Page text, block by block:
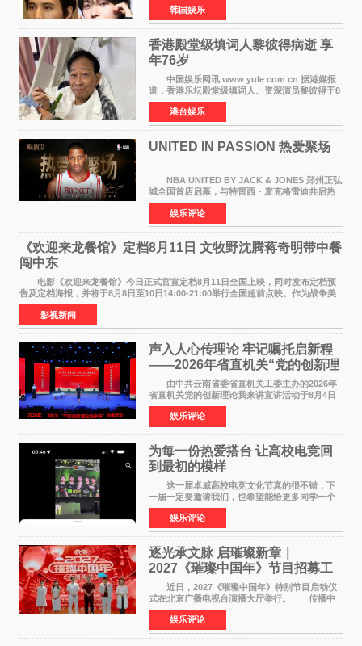
近也被选为某在线中介平台A公司的共同广告代言
人，两人将作
韩国娱乐
香港殿堂级填词人黎彼得病逝 享
年76岁​
中国娱乐网讯 www yule com cn 据港媒报
道，香港乐坛殿堂级填词人、资深演员黎彼得于8
月5日上午因病离世，终年76岁。好友钟志光透
露，黎彼得今年3月中风后便卧床休养，身体机能
持续衰退，最
港台娱乐
UNITED IN PASSION 热爱聚场
NBA UNITED BY JACK & JONES 郑州正弘
城全国首店启幕，与特雷西・麦克格雷迪共启热
爱 2026 年7 月21 日，
NBAUNITEDBYJACK&JONES 全国首店，于郑
州正弘城正式启幕。NBA 传奇球星
娱乐评论
《欢迎来龙餐馆》定档8月11日 文牧野沈腾蒋奇明带中餐
闯中东
电影《欢迎来龙餐馆》今日正式官宣定档8月11日全国上映，同时发布定档预
告及定档海报，并将于8月8日至10日14:00-21:00举行全国超前点映。作为战争美
食大片，影片讲述的是中国厨师徐福（沈腾
影视新闻
声入人心传理论 牢记嘱托启新程
——2026年省直机关“党的创新理
论我来讲”宣讲活动圆满落幕
由中共云南省委省直机关工委主办的2026年
省直机关党的创新理论我来讲宣讲活动于8月4日
至5日在昆明举办。活动以 "牢记嘱托 感恩奋进
开创云南发展新局面 "为主题，坚持以新时代中国
特色社会主义
娱乐评论
为每一份热爱搭台 让高校电竞回
到最初的模样
这一届卓威高校电竞文化节真的很不错，下
一届一定要邀请我们，也希望能给更多同学一个
来到现场的机会。 2026卓威高校电竞文化节
已经落下帷幕，在活动结束后，仍有不少高校电
竞社负责人和现
娱乐评论
逐光承文脉 启璀璨新章｜
2027《璀璨中国年》节目招募工
作圆满启动
近日，2027《璀璨中国年》特别节目启动仪
式在北京广播电视台演播大厅举行。 传播中
华优秀传统文化，弘扬纯正国风艺术，打造高规
格、高质感、正能量的文艺盛典，是璀璨中国年
矢志不渝的初心
娱乐评论